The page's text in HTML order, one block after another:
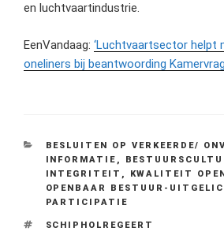
en luchtvaartindustrie.
EenVandaag: ‘Luchtvaartsector helpt
oneliners bij beantwoording
CATEGORIEËN
BESLUITEN OP VERKEERDE/
INFORMATIE ,
INTEGRITEIT , KWALITEIT
OPENBAAR BESTUUR-
PARTICIPATIE
TAGS
SCHIPHOLREGEERT